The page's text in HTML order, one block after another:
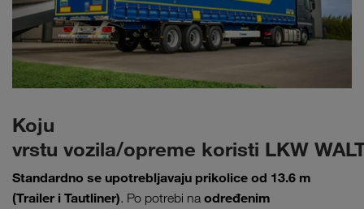
Koju
vrstu vozila/opreme koristi LKW
Standardno se upotrebljavaju prikolice od 13.6 m
(Trailer i Tautliner). Po potrebi na određenim